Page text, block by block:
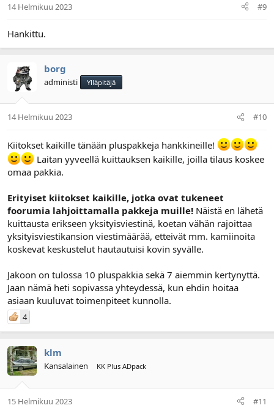
14 Helmikuu 2023 #9
Hankittu.
borg
administi Ylläpitäjä
14 Helmikuu 2023 #10
Kiitokset kaikille tänään pluspakkeja hankkineille!
Laitan yyveellä kuittauksen kaikille, joilla tilaus koskee
omaa pakkia.
Erityiset kiitokset kaikille, jotka ovat tukeneet
foorumia lahjoittamalla pakkeja muille! Näistä en lähetä
kuittausta erikseen yksityisviestinä, koetan vähän rajoittaa
yksityisviestikansion viestimäärää, etteivät mm. kamiinoita
koskevat keskustelut hautautuisi kovin syvälle.
Jakoon on tulossa 10 pluspakkia sekä 7 aiemmin kertynyttä.
Jaan nämä heti sopivassa yhteydessä, kun ehdin hoitaa
asiaan kuuluvat toimenpiteet kunnolla.
4
klm
Kansalainen KK Plus ADpack
15 Helmikuu 2023 #11